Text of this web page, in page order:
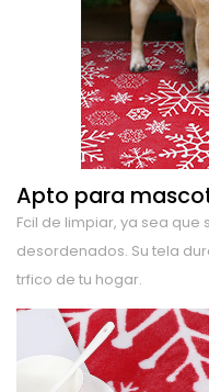
Apto para
Fcil de limpiar, ya sea
desordenados. Su tela
trfico de tu hogar.